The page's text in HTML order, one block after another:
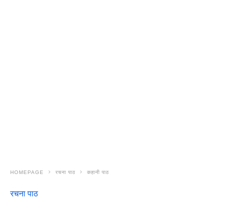
HOMEPAGE रचना पाठ कहानी पाठ
रचना पाठ